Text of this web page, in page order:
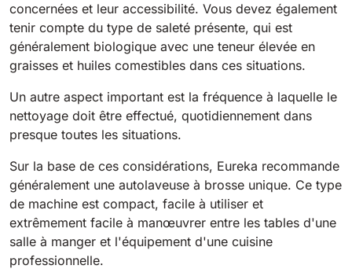
E75
760 mm 4560 m²/h
E83
830 mm 4980 m²/h
E85
810 mm 6075 m²/h
E100
concernées et leur accessibilité. Vous devez également
tenir compte du type de saleté présente, qui est
généralement biologique avec une teneur élevée en
graisses et huiles comestibles dans ces situations.
Un autre aspect important est la fréquence à laquelle le
nettoyage doit être effectué, quotidiennement dans
presque toutes les situations.
Sur la base de ces considérations, Eureka recommande
généralement une autolaveuse à brosse unique. Ce type
de machine est compact, facile à utiliser et
extrêmement facile à manœuvrer entre les tables d'une
salle à manger et l'équipement d'une cuisine
professionnelle.